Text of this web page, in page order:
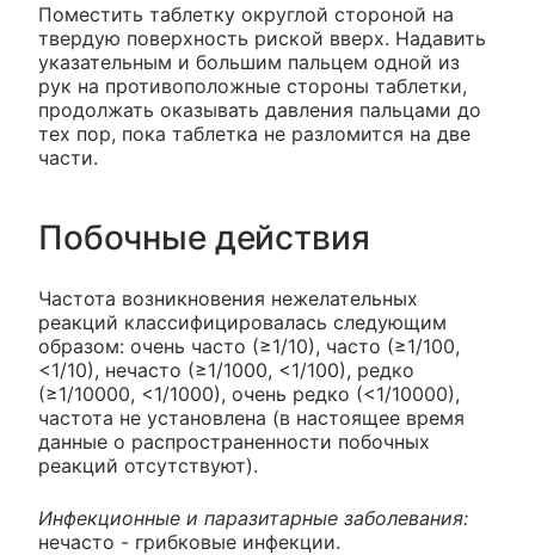
Поместить таблетку округлой стороной на
твердую поверхность риской вверх. Надавить
указательным и большим пальцем одной из
рук на противоположные стороны таблетки,
продолжать оказывать давления пальцами до
тех пор, пока таблетка не разломится на две
части.
Побочные действия
Частота возникновения нежелательных
реакций классифицировалась следующим
образом: очень часто (≥1/10), часто (≥1/100,
<1/10), нечасто (≥1/1000, <1/100), редко
(≥1/10000, <1/1000), очень редко (<1/10000),
частота не установлена (в настоящее время
данные о распространенности побочных
реакций отсутствуют).
Инфекционные и паразитарные заболевания:
нечасто - грибковые инфекции.